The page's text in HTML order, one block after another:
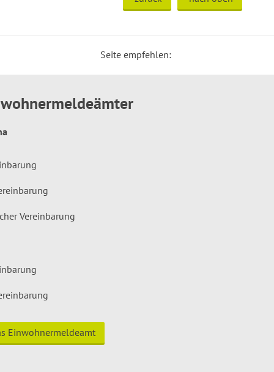
Seite empfehlen:
Vereinbarung
Einwohnermeldeamt